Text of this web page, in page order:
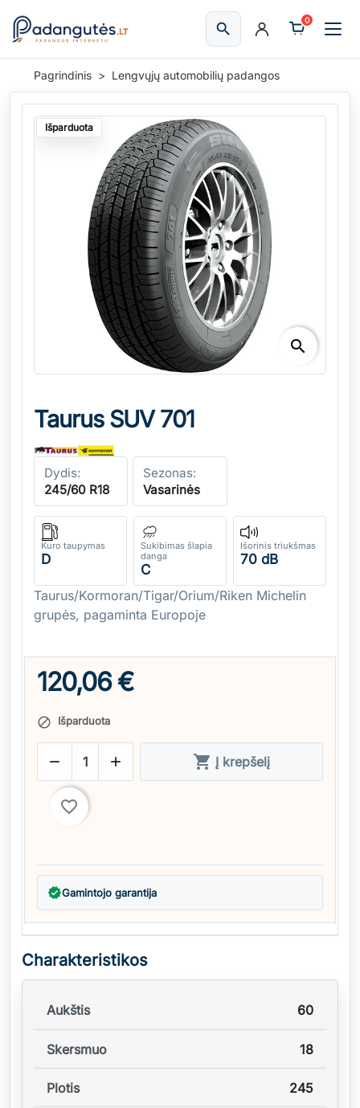
searchIeškoti
0
Pagrindinis Lengvųjų automobilių padangos
Išparduota
search
Taurus SUV 701
Dydis:
245/60 R18
Sezonas:
Vasarinės
Kuro taupymas
D
Sukibimas šlapia
danga
C
Išorinis triukšmas
70 dB
Taurus/Kormoran/Tigar/Orium/Riken Michelin
grupės, pagaminta Europoje
120,06 €
 Išparduota
   Į krepšelį
favorite_border
verifiedGamintojo garantija
Charakteristikos
Aukštis 60
Skersmuo 18
Plotis 245